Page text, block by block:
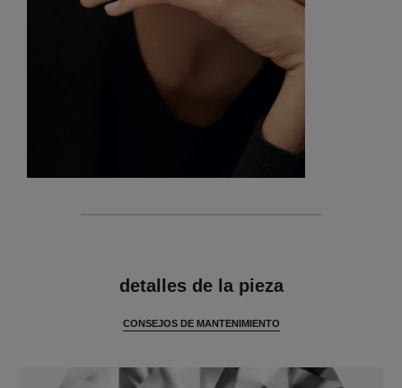
detalles de la pieza
CONSEJOS DE MANTENIMIENTO